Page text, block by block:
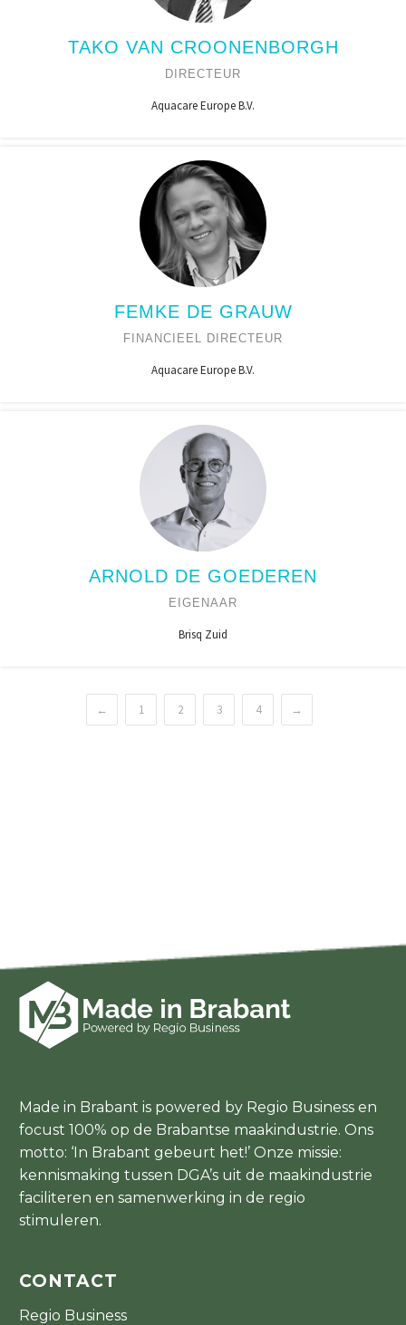
TAKO VAN CROONENBORGH
DIRECTEUR
Aquacare Europe B.V.
FEMKE DE GRAUW
FINANCIEEL DIRECTEUR
Aquacare Europe B.V.
ARNOLD DE GOEDEREN
EIGENAAR
Brisq Zuid
← 1 2 3 4 →
Made in Brabant is powered by Regio Business en
focust 100% op de Brabantse maakindustrie. Ons
motto: ‘In Brabant gebeurt het!’ Onze missie:
kennismaking tussen DGA’s uit de maakindustrie
faciliteren en samenwerking in de regio
stimuleren.
CONTACT
Regio Business